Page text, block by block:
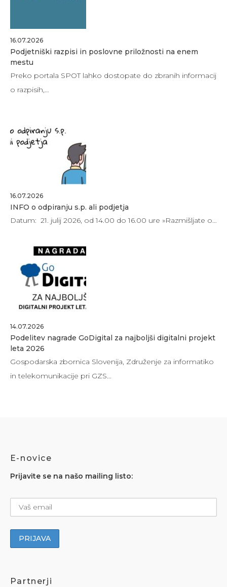
16.07.2026
Podjetniški razpisi in poslovne priložnosti na enem
mestu
Preko portala SPOT lahko dostopate do zbranih informacij
o razpisih,…
16.07.2026
INFO o odpiranju s.p. ali podjetja
Datum: 21. julij 2026, od 14.00 do 16.00 ure »Razmišljate o…
14.07.2026
Podelitev nagrade GoDigital za najboljši digitalni projekt
leta 2026
Gospodarska zbornica Slovenija, Združenje za informatiko
in telekomunikacije pri GZS…
E-novice
Prijavite se na našo mailing listo:
Partnerji